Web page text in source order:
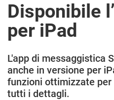
Disponibile
per iPad
L'app di messaggistica
anche in versione per
funzioni ottimizzate
tutti i dettagli.